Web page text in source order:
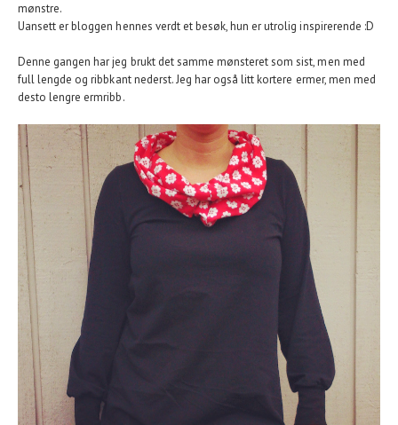
mønstre.
Uansett er bloggen hennes verdt et besøk, hun er utrolig inspirerende :D
Denne gangen har jeg brukt det samme mønsteret som sist, men med
full lengde og ribbkant nederst. Jeg har også litt kortere ermer, men med
desto lengre ermribb.